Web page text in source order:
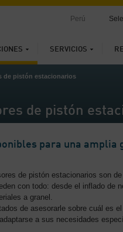
SERVICIOS
Perú
de pistón estacionarios
de pistón
para una amplia
de pistón estacionarios son
con todo: desde el inflado de
a granel.
de asesorarle sobre cuál es
a sus necesidades